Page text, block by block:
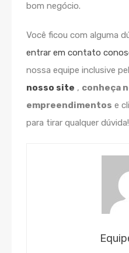
bom negócio.
Você ficou com alguma
entrar em contato
nossa equipe inclusive
nosso site , conheça
empreendimentos e
para tirar qualquer dúvida!